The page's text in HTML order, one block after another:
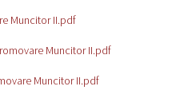
Muncitor II.pdf
Muncitor II.pdf
Muncitor II.pdf